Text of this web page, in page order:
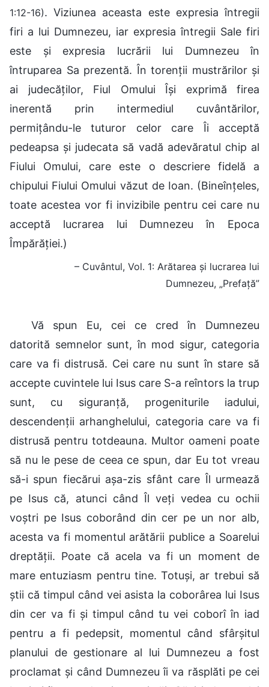
1:12-16). Viziunea aceasta este expresia întregii
firi a lui Dumnezeu, iar expresia întregii Sale firi
este și expresia lucrării lui Dumnezeu în
întruparea Sa prezentă. În torenții mustrărilor și
ai judecăților, Fiul Omului Își exprimă firea
inerentă prin intermediul cuvântărilor,
permițându-le tuturor celor care Îi acceptă
pedeapsa și judecata să vadă adevăratul chip al
Fiului Omului, care este o descriere fidelă a
chipului Fiului Omului văzut de Ioan. (Bineînțeles,
toate acestea vor fi invizibile pentru cei care nu
acceptă lucrarea lui Dumnezeu în Epoca
Împărăției.)
– Cuvântul, Vol. 1: Arătarea și lucrarea lui
Dumnezeu, „Prefață”
Vă spun Eu, cei ce cred în Dumnezeu
datorită semnelor sunt, în mod sigur, categoria
care va fi distrusă. Cei care nu sunt în stare să
accepte cuvintele lui Isus care S-a reîntors la trup
sunt, cu siguranță, progeniturile iadului,
descendenții arhanghelului, categoria care va fi
distrusă pentru totdeauna. Multor oameni poate
să nu le pese de ceea ce spun, dar Eu tot vreau
să-i spun fiecărui așa-zis sfânt care Îl urmează
pe Isus că, atunci când Îl veți vedea cu ochii
voștri pe Isus coborând din cer pe un nor alb,
acesta va fi momentul arătării publice a Soarelui
dreptății. Poate că acela va fi un moment de
mare entuziasm pentru tine. Totuși, ar trebui să
știi că timpul când vei asista la coborârea lui Isus
din cer va fi și timpul când tu vei coborî în iad
pentru a fi pedepsit, momentul când sfârșitul
planului de gestionare al lui Dumnezeu a fost
proclamat și când Dumnezeu îi va răsplăti pe cei